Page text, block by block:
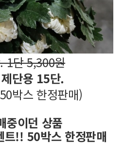
1단 5,300원
단용 15단.
박스 한정판매)
중이던 상품
트!! 50박스 한정판매